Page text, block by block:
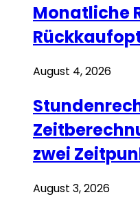
Monatliche
August 4, 2026
zwei
August 3, 2026